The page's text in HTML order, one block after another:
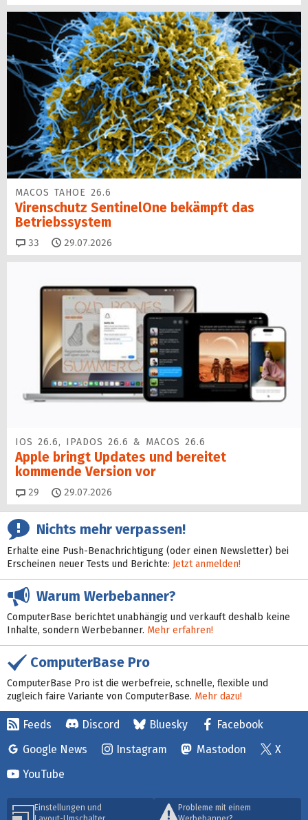
MACOS TAHOE 26.6
Virenschutz SentinelOne be­kämpft das
Betriebssystem
33 Kommentare
29.07.2026
IOS 26.6, IPADOS 26.6 & MACOS 26.6
Apple bringt Updates und bereitet
kommende Version vor
29 Kommentare
29.07.2026
Nichts mehr verpassen!
Erhalte eine Push-Benachrichtigung (oder einen Newsletter) bei
Erscheinen neuer Tests und Berichte: Jetzt anmelden!
Warum Werbebanner?
ComputerBase berichtet unabhängig und verkauft deshalb keine
Inhalte, sondern Werbebanner. Mehr erfahren!
ComputerBase Pro
ComputerBase Pro ist die werbefreie, schnelle, flexible und
zugleich faire Variante von ComputerBase. Mehr dazu!
Feeds Discord Bluesky
Facebook
Google News
Instagram Mastodon
X
YouTube
Einstellungen und
Probleme mit einem